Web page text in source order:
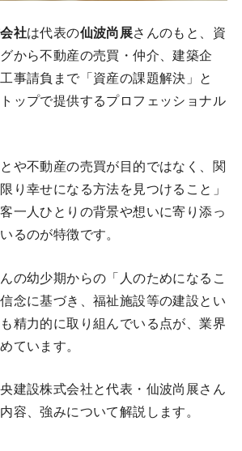
社は代表の仙波尚展さんのもと、資
から不動産の売買・仲介、建築企
事請負まで「資産の課題解決」と
トップで提供するプロフェッショナル
や不動産の売買が目的ではなく、関
り幸せになる方法を見つけること」
一人ひとりの背景や想いに寄り添っ
るのが特徴です。
の幼少期からの「人のためになるこ
念に基づき、福祉施設等の建設とい
精力的に取り組んでいる点が、業界
ています。
建設株式会社と代表・仙波尚展さん
容、強みについて解説します。